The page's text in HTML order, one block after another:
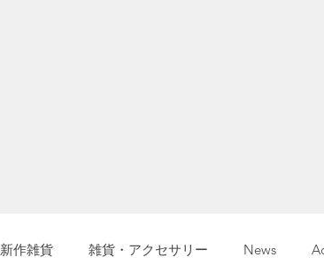
新作雑貨 雑貨・アクセサリー News